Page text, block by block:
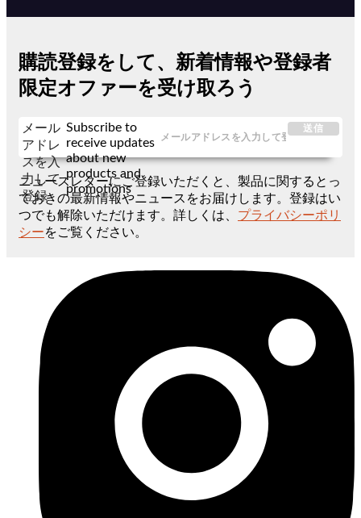
購読登録をして、新着情報や登録者
限定オファーを受け取ろう
メール
アドレ
スを入
力して
登録
Subscribe to
receive updates
about new
products and
promotions
送信
ニュースレターにご登録いただくと、製品に関するとっ
ておきの最新情報やニュースをお届けします。登録はい
つでも解除いただけます。詳しくは、 プライバシーポリ
シーをご覧ください。